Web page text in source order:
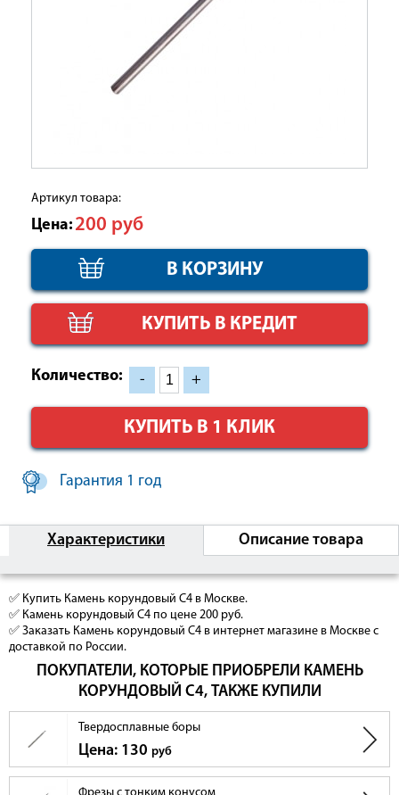
Артикул товара:
Цена: 200 руб
КУПИТЬ В КРЕДИТ
Количество: - +
КУПИТЬ В 1 КЛИК
Гарантия 1 год
Характеристики Описание товара
✅ Купить Камень корундовый C4 в Москве.
✅ Камень корундовый C4 по цене 200 руб.
✅ Заказать Камень корундовый C4 в интернет магазине в Москве с
доставкой по России.
ПОКУПАТЕЛИ, КОТОРЫЕ ПРИОБРЕЛИ КАМЕНЬ
КОРУНДОВЫЙ C4, ТАКЖЕ КУПИЛИ
Твердосплавные боры
Цена: 130 руб